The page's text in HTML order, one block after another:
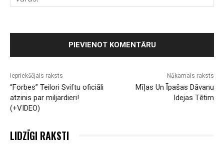
Iepriekšējais raksts
“Forbes” Teilori Sviftu oficiāli
atzinis par miljardieri!
(+VIDEO)
Nākamais raksts
Mīļas Un Īpašas Dāvanu
Idejas Tētim
LIDZĪGI RAKSTI